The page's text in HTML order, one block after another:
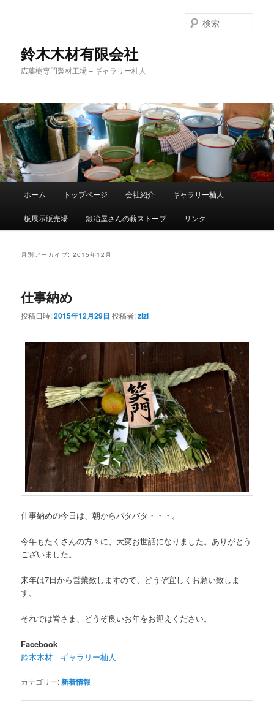
鈴木木材有限会社
広葉樹専門製材工場 – ギャラリー杣人
索
メ
メ
イ
ン
ツ
へ
移
動
サ
ブ
テ
へ
移
動
ホーム トップページ 会社紹介 ギャラリー杣人
板展示販売場 鍛冶屋さんの薪ストーブ リンク
月別アーカイブ:2015年12月
仕事納め
投稿日時:2015年12月29日 投稿者:zizi
仕事納めの今日は、朝からバタバタ・・・。
今年もたくさんの方々に、大変お世話になりました。ありがとう
ございました。
来年は7日から営業致しますので、どうぞ宜しくお願い致しま
す。
それでは皆さま、どうぞ良いお年をお迎えください。
Facebook
鈴木木材 ギャラリー杣人
カテゴリー:新着情報